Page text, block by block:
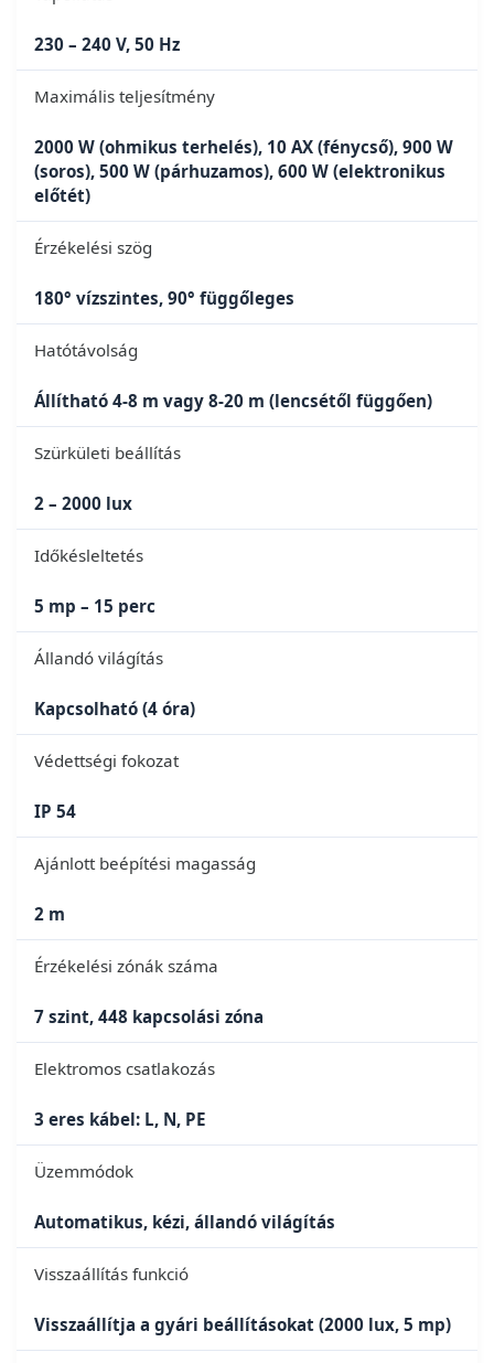
230 – 240 V, 50 Hz
Maximális teljesítmény
2000 W (ohmikus terhelés), 10 AX (fénycső), 900 W
(soros), 500 W (párhuzamos), 600 W (elektronikus
előtét)
Érzékelési szög
180° vízszintes, 90° függőleges
Hatótávolság
Állítható 4-8 m vagy 8-20 m (lencsétől függően)
Szürkületi beállítás
2 – 2000 lux
Időkésleltetés
5 mp – 15 perc
Állandó világítás
Kapcsolható (4 óra)
Védettségi fokozat
IP 54
Ajánlott beépítési magasság
2 m
Érzékelési zónák száma
7 szint, 448 kapcsolási zóna
Elektromos csatlakozás
3 eres kábel: L, N, PE
Üzemmódok
Automatikus, kézi, állandó világítás
Visszaállítás funkció
Visszaállítja a gyári beállításokat (2000 lux, 5 mp)